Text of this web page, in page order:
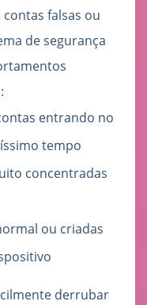
falsas ou
de segurança
entrando no
tempo
concentradas
ou criadas
derrubar